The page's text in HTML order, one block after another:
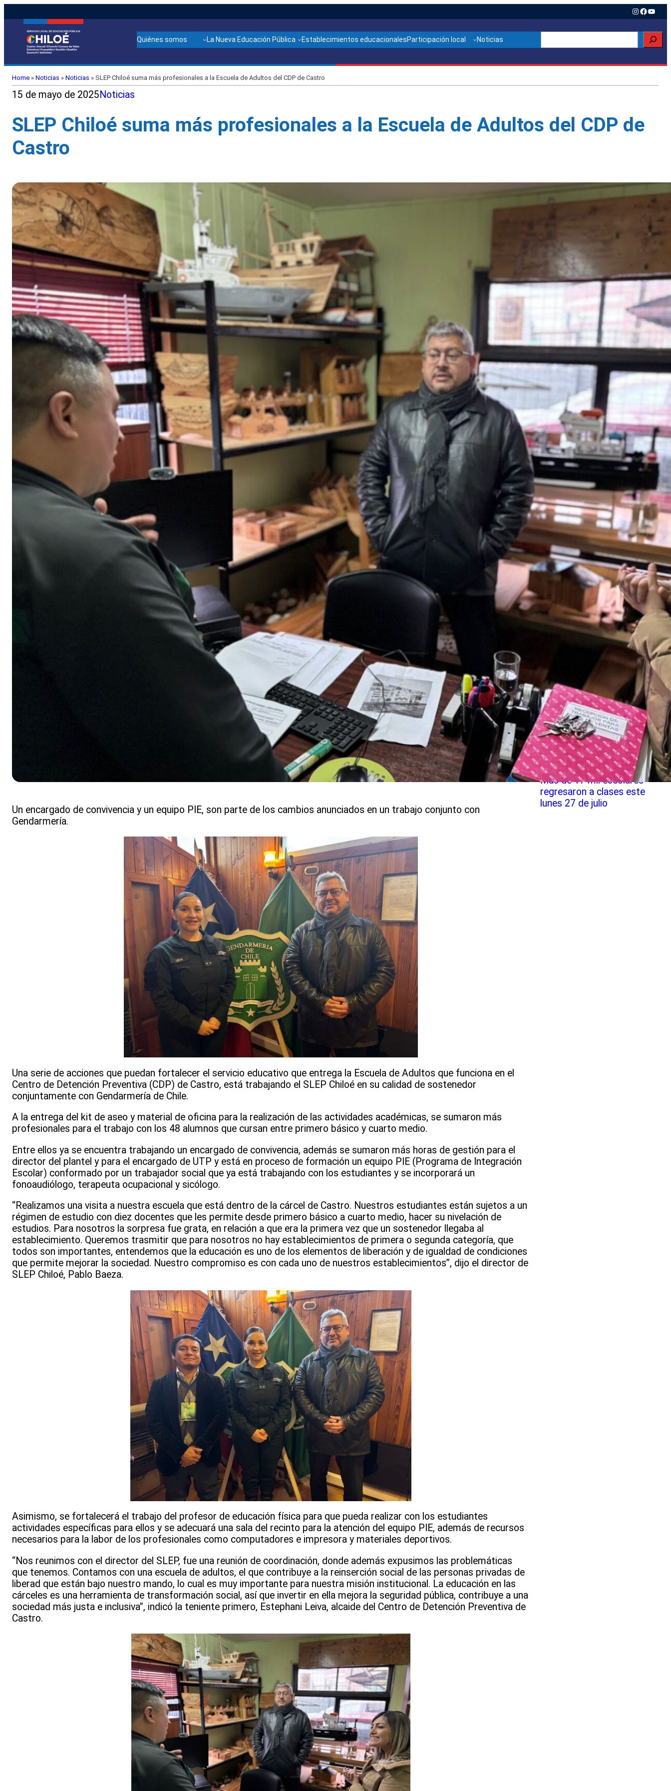
Instagram
Quiénes somos La Nueva Educación Pública Establecimientos educacionalesParticipación local Noticias
Buscar
Home » Noticias » Noticias » SLEP Chiloé suma más profesionales a la Escuela de Adultos del CDP de Castro
15 de mayo de 2025Noticias
SLEP Chiloé suma más profesionales a la Escuela de Adultos del CDP de
Castro
Un encargado de convivencia y un equipo PIE, son parte de los cambios anunciados en un trabajo conjunto con
Gendarmería.
Una serie de acciones que puedan fortalecer el servicio educativo que entrega la Escuela de Adultos que funciona en el
Centro de Detención Preventiva (CDP) de Castro, está trabajando el SLEP Chiloé en su calidad de sostenedor
conjuntamente con Gendarmería de Chile.
A la entrega del kit de aseo y material de oficina para la realización de las actividades académicas, se sumaron más
profesionales para el trabajo con los 48 alumnos que cursan entre primero básico y cuarto medio.
Entre ellos ya se encuentra trabajando un encargado de convivencia, además se sumaron más horas de gestión para el
director del plantel y para el encargado de UTP y está en proceso de formación un equipo PIE (Programa de Integración
Escolar) conformado por un trabajador social que ya está trabajando con los estudiantes y se incorporará un
fonoaudiólogo, terapeuta ocupacional y sicólogo.
“Realizamos una visita a nuestra escuela que está dentro de la cárcel de Castro. Nuestros estudiantes están sujetos a un
régimen de estudio con diez docentes que les permite desde primero básico a cuarto medio, hacer su nivelación de
estudios. Para nosotros la sorpresa fue grata, en relación a que era la primera vez que un sostenedor llegaba al
establecimiento. Queremos trasmitir que para nosotros no hay establecimientos de primera o segunda categoría, que
todos son importantes, entendemos que la educación es uno de los elementos de liberación y de igualdad de condiciones
que permite mejorar la sociedad. Nuestro compromiso es con cada uno de nuestros establecimientos”, dijo el director de
SLEP Chiloé, Pablo Baeza.
Asimismo, se fortalecerá el trabajo del profesor de educación física para que pueda realizar con los estudiantes
actividades específicas para ellos y se adecuará una sala del recinto para la atención del equipo PIE, además de recursos
necesarios para la labor de los profesionales como computadores e impresora y materiales deportivos.
“Nos reunimos con el director del SLEP, fue una reunión de coordinación, donde además expusimos las problemáticas
que tenemos. Contamos con una escuela de adultos, el que contribuye a la reinserción social de las personas privadas de
liberad que están bajo nuestro mando, lo cual es muy importante para nuestra misión institucional. La educación en las
cárceles es una herramienta de transformación social, así que invertir en ella mejora la seguridad pública, contribuye a una
sociedad más justa e inclusiva”, indicó la teniente primero, Estephani Leiva, alcaide del Centro de Detención Preventiva de
Castro.
Otras noticias relacionadas
SLEP Chiloé entrega
tablets para fortalecer el
trabajo pedagógico
A través de diorama
escolares recrearán la
Batalla de Ahui
SLEP Chiloé activa
promoción de la Salud en
establecimientos a
través de alianza con
Autoridad Sanitaria
Nace Red Provincial de
Robótica Educativa de
SLEP Chiloé
Más de 17 mil escolares
regresaron a clases este
lunes 27 de julio